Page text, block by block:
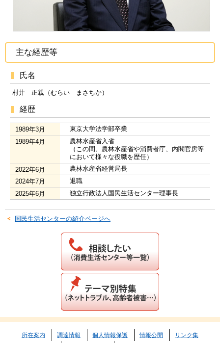
主な経歴等
氏名
村井 正親（むらい まさちか）
経歴
1989年3月
東京大学法学部卒業
1989年4月
農林水産省入省
（この間、農林水産省や消費者庁、内閣官房等
において様々な役職を歴任）
2022年6月
農林水産省経営局長
2024年7月
退職
2025年6月
独立行政法人国民生活センター理事長
国民生活センターの紹介ページへ
所在案内 調達情報 個人情報保護 情報公開 リンク集